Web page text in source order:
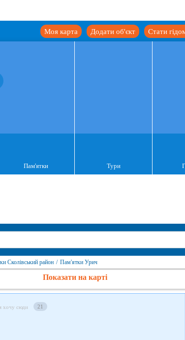
Стати
Додати об'єкт
Моя карта
Пам'ятки Тури
Сколівський район / Пам'ятки Урич
Показати на карті
хочу сюди 21